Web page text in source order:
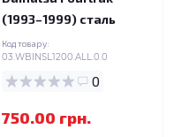
(1993–1999) сталь
Код товару:
03.WBINSL1200.ALL.0.0
0
750.00 грн.